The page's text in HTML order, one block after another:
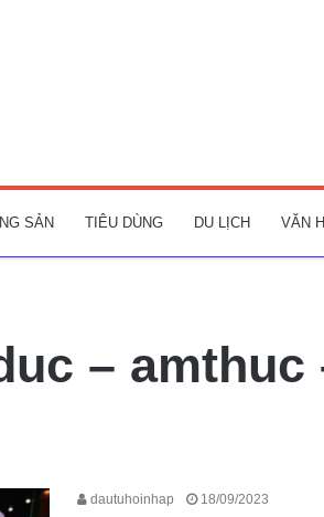
SẢN TIÊU DÙNG DU LỊCH VĂN
– amthuc
dautuhoinhap 18/09/2023